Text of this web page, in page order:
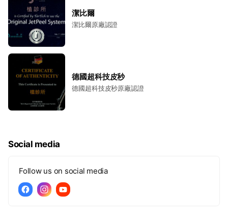
潔比爾
潔比爾原廠認證
德國超科技皮秒
德國超科技皮秒原廠認證
Social media
Follow us on social media